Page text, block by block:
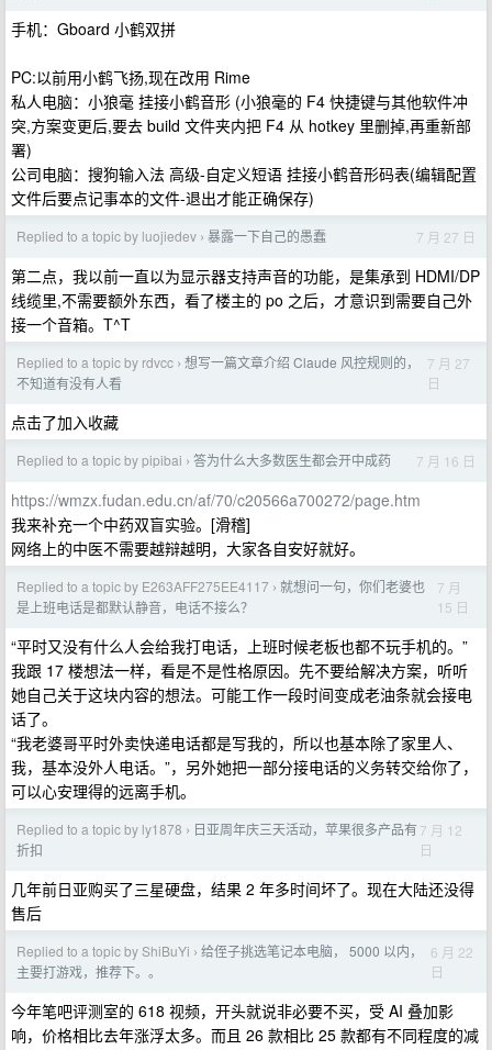
手机：Gboard 小鹤双拼
PC:以前用小鹤飞扬,现在改用 Rime
私人电脑：小狼毫 挂接小鹤音形 (小狼毫的 F4 快捷键与其他软件冲
突,方案变更后,要去 build 文件夹内把 F4 从 hotkey 里删掉,再重新部
署)
公司电脑：搜狗输入法 高级-自定义短语 挂接小鹤音形码表(编辑配置
文件后要点记事本的文件-退出才能正确保存)
Replied to a topic by luojiedev › 暴露一下自己的愚蠢 7 月 27 日
第二点，我以前一直以为显示器支持声音的功能，是集承到 HDMI/DP
线缆里,不需要额外东西，看了楼主的 po 之后，才意识到需要自己外
接一个音箱。T^T
Replied to a topic by rdvcc › 想写一篇文章介绍 Claude 风控规则的，
不知道有没有人看
7 月 27
日
点击了加入收藏
Replied to a topic by pipibai › 答为什么大多数医生都会开中成药 7 月 16 日
https://wmzx.fudan.edu.cn/af/70/c20566a700272/page.htm
我来补充一个中药双盲实验。[滑稽]
网络上的中医不需要越辩越明，大家各自安好就好。
Replied to a topic by E263AFF275EE4117 › 就想问一句，你们老婆也
是上班电话是都默认静音，电话不接么？
7 月
15 日
“平时又没有什么人会给我打电话，上班时候老板也都不玩手机的。”
我跟 17 楼想法一样，看是不是性格原因。先不要给解决方案，听听
她自己关于这块内容的想法。可能工作一段时间变成老油条就会接电
话了。
“我老婆哥平时外卖快递电话都是写我的，所以也基本除了家里人、
我，基本没外人电话。”，另外她把一部分接电话的义务转交给你了，
可以心安理得的远离手机。
Replied to a topic by ly1878 › 日亚周年庆三天活动，苹果很多产品有
折扣
7 月 12
日
几年前日亚购买了三星硬盘，结果 2 年多时间坏了。现在大陆还没得
售后
Replied to a topic by ShiBuYi › 给侄子挑选笔记本电脑， 5000 以内，
主要打游戏，推荐下。。
6 月 22
日
今年笔吧评测室的 618 视频，开头就说非必要不买，受 AI 叠加影
响，价格相比去年涨浮太多。而且 26 款相比 25 款都有不同程度的减